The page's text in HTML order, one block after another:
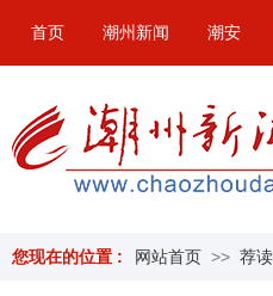
首页 潮州新闻 潮安
您现在的位置 : 网站首页 >> 荐读